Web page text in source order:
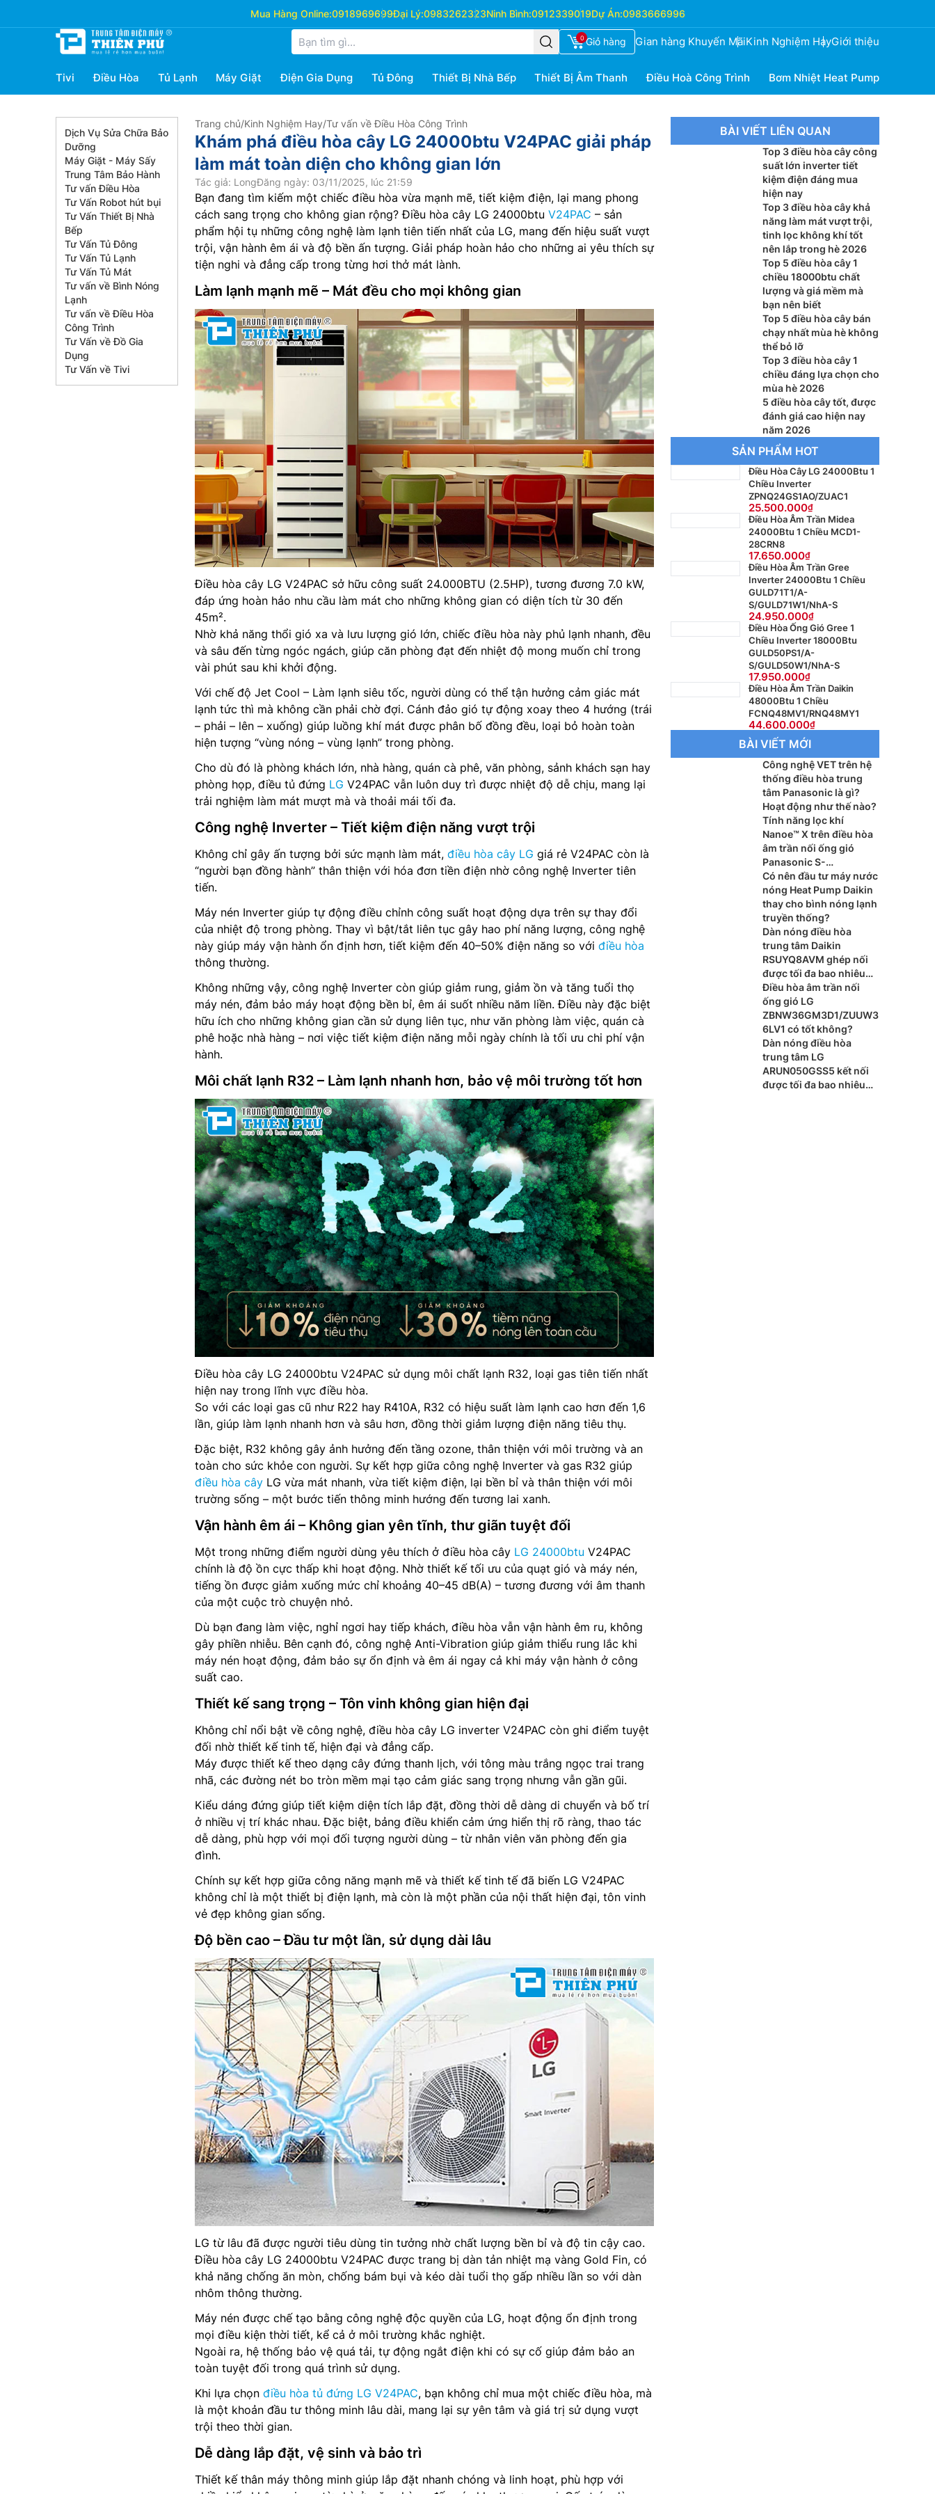
Mua Hàng Online:0918969699Đại Lý:0983262323Ninh Bình:0912339019Dự Án:0983666996
0 Giỏ hàng Gian hàng Khuyến MãiKinh Nghiệm HayGiới thiệu
Tivi Điều Hòa Tủ Lạnh Máy Giặt Điện Gia Dụng Tủ Đông Thiết Bị Nhà Bếp Thiết Bị Âm Thanh Điều Hoà Công Trình Bơm Nhiệt Heat Pump
Dịch Vụ Sửa Chữa Bảo
Dưỡng
Máy Giặt - Máy Sấy
Trung Tâm Bảo Hành
Tư vấn Điều Hòa
Tư Vấn Robot hút bụi
Tư Vấn Thiết Bị Nhà
Bếp
Tư Vấn Tủ Đông
Tư Vấn Tủ Lạnh
Tư Vấn Tủ Mát
Tư vấn về Bình Nóng
Lạnh
Tư vấn về Điều Hòa
Công Trình
Tư Vấn về Đồ Gia
Dụng
Tư Vấn về Tivi
Trang chủ/Kinh Nghiệm Hay/Tư vấn về Điều Hòa Công Trình
Khám phá điều hòa cây LG 24000btu V24PAC giải pháp
làm mát toàn diện cho không gian lớn
Tác giả: LongĐăng ngày: 03/11/2025, lúc 21:59
Bạn đang tìm kiếm một chiếc điều hòa vừa mạnh mẽ, tiết kiệm điện, lại mang phong
cách sang trọng cho không gian rộng? Điều hòa cây LG 24000btu V24PAC – sản
phẩm hội tụ những công nghệ làm lạnh tiên tiến nhất của LG, mang đến hiệu suất vượt
trội, vận hành êm ái và độ bền ấn tượng. Giải pháp hoàn hảo cho những ai yêu thích sự
tiện nghi và đẳng cấp trong từng hơi thở mát lành.
Làm lạnh mạnh mẽ – Mát đều cho mọi không gian
Điều hòa cây LG V24PAC sở hữu công suất 24.000BTU (2.5HP), tương đương 7.0 kW,
đáp ứng hoàn hảo nhu cầu làm mát cho những không gian có diện tích từ 30 đến
45m².
Nhờ khả năng thổi gió xa và lưu lượng gió lớn, chiếc điều hòa này phủ lạnh nhanh, đều
và sâu đến từng ngóc ngách, giúp căn phòng đạt đến nhiệt độ mong muốn chỉ trong
vài phút sau khi khởi động.
Với chế độ Jet Cool – Làm lạnh siêu tốc, người dùng có thể tận hưởng cảm giác mát
lạnh tức thì mà không cần phải chờ đợi. Cánh đảo gió tự động xoay theo 4 hướng (trái
– phải – lên – xuống) giúp luồng khí mát được phân bố đồng đều, loại bỏ hoàn toàn
hiện tượng “vùng nóng – vùng lạnh” trong phòng.
Cho dù đó là phòng khách lớn, nhà hàng, quán cà phê, văn phòng, sảnh khách sạn hay
phòng họp, điều tủ đứng LG V24PAC vẫn luôn duy trì được nhiệt độ dễ chịu, mang lại
trải nghiệm làm mát mượt mà và thoải mái tối đa.
Công nghệ Inverter – Tiết kiệm điện năng vượt trội
Không chỉ gây ấn tượng bởi sức mạnh làm mát, điều hòa cây LG giá rẻ V24PAC còn là
“người bạn đồng hành” thân thiện với hóa đơn tiền điện nhờ công nghệ Inverter tiên
tiến.
Máy nén Inverter giúp tự động điều chỉnh công suất hoạt động dựa trên sự thay đổi
của nhiệt độ trong phòng. Thay vì bật/tắt liên tục gây hao phí năng lượng, công nghệ
này giúp máy vận hành ổn định hơn, tiết kiệm đến 40–50% điện năng so với điều hòa
thông thường.
Không những vậy, công nghệ Inverter còn giúp giảm rung, giảm ồn và tăng tuổi thọ
máy nén, đảm bảo máy hoạt động bền bỉ, êm ái suốt nhiều năm liền. Điều này đặc biệt
hữu ích cho những không gian cần sử dụng liên tục, như văn phòng làm việc, quán cà
phê hoặc nhà hàng – nơi việc tiết kiệm điện năng mỗi ngày chính là tối ưu chi phí vận
hành.
Môi chất lạnh R32 – Làm lạnh nhanh hơn, bảo vệ môi trường tốt hơn
Điều hòa cây LG 24000btu V24PAC sử dụng môi chất lạnh R32, loại gas tiên tiến nhất
hiện nay trong lĩnh vực điều hòa.
So với các loại gas cũ như R22 hay R410A, R32 có hiệu suất làm lạnh cao hơn đến 1,6
lần, giúp làm lạnh nhanh hơn và sâu hơn, đồng thời giảm lượng điện năng tiêu thụ.
Đặc biệt, R32 không gây ảnh hưởng đến tầng ozone, thân thiện với môi trường và an
toàn cho sức khỏe con người. Sự kết hợp giữa công nghệ Inverter và gas R32 giúp
điều hòa cây LG vừa mát nhanh, vừa tiết kiệm điện, lại bền bỉ và thân thiện với môi
trường sống – một bước tiến thông minh hướng đến tương lai xanh.
Vận hành êm ái – Không gian yên tĩnh, thư giãn tuyệt đối
Một trong những điểm người dùng yêu thích ở điều hòa cây LG 24000btu V24PAC
chính là độ ồn cực thấp khi hoạt động. Nhờ thiết kế tối ưu của quạt gió và máy nén,
tiếng ồn được giảm xuống mức chỉ khoảng 40–45 dB(A) – tương đương với âm thanh
của một cuộc trò chuyện nhỏ.
Dù bạn đang làm việc, nghỉ ngơi hay tiếp khách, điều hòa vẫn vận hành êm ru, không
gây phiền nhiễu. Bên cạnh đó, công nghệ Anti-Vibration giúp giảm thiểu rung lắc khi
máy nén hoạt động, đảm bảo sự ổn định và êm ái ngay cả khi máy vận hành ở công
suất cao.
Thiết kế sang trọng – Tôn vinh không gian hiện đại
Không chỉ nổi bật về công nghệ, điều hòa cây LG inverter V24PAC còn ghi điểm tuyệt
đối nhờ thiết kế tinh tế, hiện đại và đẳng cấp.
Máy được thiết kế theo dạng cây đứng thanh lịch, với tông màu trắng ngọc trai trang
nhã, các đường nét bo tròn mềm mại tạo cảm giác sang trọng nhưng vẫn gần gũi.
Kiểu dáng đứng giúp tiết kiệm diện tích lắp đặt, đồng thời dễ dàng di chuyển và bố trí
ở nhiều vị trí khác nhau. Đặc biệt, bảng điều khiển cảm ứng hiển thị rõ ràng, thao tác
dễ dàng, phù hợp với mọi đối tượng người dùng – từ nhân viên văn phòng đến gia
đình.
Chính sự kết hợp giữa công năng mạnh mẽ và thiết kế tinh tế đã biến LG V24PAC
không chỉ là một thiết bị điện lạnh, mà còn là một phần của nội thất hiện đại, tôn vinh
vẻ đẹp không gian sống.
Độ bền cao – Đầu tư một lần, sử dụng dài lâu
LG từ lâu đã được người tiêu dùng tin tưởng nhờ chất lượng bền bỉ và độ tin cậy cao.
Điều hòa cây LG 24000btu V24PAC được trang bị dàn tản nhiệt mạ vàng Gold Fin, có
khả năng chống ăn mòn, chống bám bụi và kéo dài tuổi thọ gấp nhiều lần so với dàn
nhôm thông thường.
Máy nén được chế tạo bằng công nghệ độc quyền của LG, hoạt động ổn định trong
mọi điều kiện thời tiết, kể cả ở môi trường khắc nghiệt.
Ngoài ra, hệ thống bảo vệ quá tải, tự động ngắt điện khi có sự cố giúp đảm bảo an
toàn tuyệt đối trong quá trình sử dụng.
Khi lựa chọn điều hòa tủ đứng LG V24PAC, bạn không chỉ mua một chiếc điều hòa, mà
là một khoản đầu tư thông minh lâu dài, mang lại sự yên tâm và giá trị sử dụng vượt
trội theo thời gian.
Dễ dàng lắp đặt, vệ sinh và bảo trì
Thiết kế thân máy thông minh giúp lắp đặt nhanh chóng và linh hoạt, phù hợp với
BÀI VIẾT LIÊN QUAN
Top 3 điều hòa cây công
suất lớn inverter tiết
kiệm điện đáng mua
hiện nay
Top 3 điều hòa cây khả
năng làm mát vượt trội,
tinh lọc không khí tốt
nên lắp trong hè 2026
Top 5 điều hòa cây 1
chiều 18000btu chất
lượng và giá mềm mà
bạn nên biết
Top 5 điều hòa cây bán
chạy nhất mùa hè không
thể bỏ lỡ
Top 3 điều hòa cây 1
chiều đáng lựa chọn cho
mùa hè 2026
5 điều hòa cây tốt, được
đánh giá cao hiện nay
năm 2026
SẢN PHẨM HOT
Điều Hòa Cây LG 24000Btu 1
Chiều Inverter
ZPNQ24GS1AO/ZUAC1
25.500.000
Điều Hòa Âm Trần Midea
24000Btu 1 Chiều MCD1-
28CRN8
17.650.000
Điều Hòa Âm Trần Gree
Inverter 24000Btu 1 Chiều
GULD71T1/A-
S/GULD71W1/NhA-S
24.950.000
Điều Hòa Ống Gió Gree 1
Chiều Inverter 18000Btu
GULD50PS1/A-
S/GULD50W1/NhA-S
17.950.000
Điều Hòa Âm Trần Daikin
48000Btu 1 Chiều
FCNQ48MV1/RNQ48MY1
44.600.000
BÀI VIẾT MỚI
Công nghệ VET trên hệ
thống điều hòa trung
tâm Panasonic là gì?
Hoạt động như thế nào?
Tính năng lọc khí
Nanoe™ X trên điều hòa
âm trần nối ống gió
Panasonic S-
3448PF3H/U-48PR1H5
hoạt động ra sao?
Có nên đầu tư máy nước
nóng Heat Pump Daikin
thay cho bình nóng lạnh
truyền thống?
Dàn nóng điều hòa
trung tâm Daikin
RSUYQ8AVM ghép nối
được tối đa bao nhiêu
dàn lạnh?
Điều hòa âm trần nối
ống gió LG
ZBNW36GM3D1/ZUUW3
6LV1 có tốt không?
Dàn nóng điều hòa
trung tâm LG
ARUN050GSS5 kết nối
được tối đa bao nhiêu